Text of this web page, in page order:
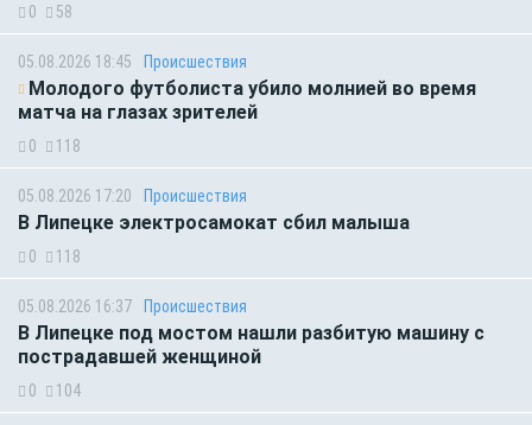
0 58
05.08.2026 18:45 Происшествия
Молодого футболиста убило молнией во время
матча на глазах зрителей
0 118
05.08.2026 17:20 Происшествия
В Липецке электросамокат сбил малыша
0 118
05.08.2026 16:37 Происшествия
В Липецке под мостом нашли разбитую машину с
пострадавшей женщиной
0 104